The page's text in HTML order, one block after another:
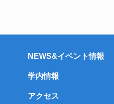
NEWS&イベント情報
学内情報
アクセス